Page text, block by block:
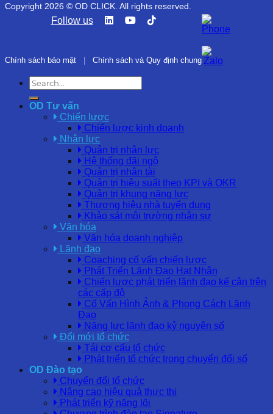
Copyright 2026 © OD CLICK. All rights reserved.
Follow us
Chính sách bảo mật Chính sách và Quy định chung
OD Tư vấn
Chiến lược
Chiến lược kinh doanh
Nhân lực
Quản trị nhân lực
Hệ thống đãi ngộ
Quản trị nhân tài
Quản trị hiệu suất theo KPI và OKR
Quản trị khung năng lực
Thương hiệu nhà tuyển dụng
Khảo sát môi trường nhân sự
Văn hóa
Văn hóa doanh nghiệp
Lãnh đạo
Coaching cố vấn chiến lược
Phát Triển Lãnh Đạo Hạt Nhân
Chiến lược phát triển lãnh đạo kế cận trên
các cấp độ
Cố Vấn Hình Ảnh & Phong Cách Lãnh
Đạo
Năng lực lãnh đạo kỷ nguyên số
Đổi mới tổ chức
Tái cơ cấu tổ chức
Phát triển tổ chức trong chuyển đổi số
OD Đào tạo
Chuyển đổi tổ chức
Nâng cao hiệu quả thực thi
Phát triển kỹ năng lõi